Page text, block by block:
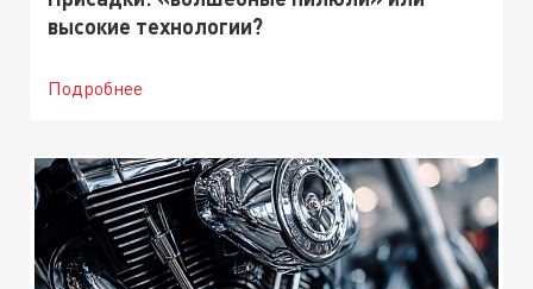
высокие технологии?
Подробнее